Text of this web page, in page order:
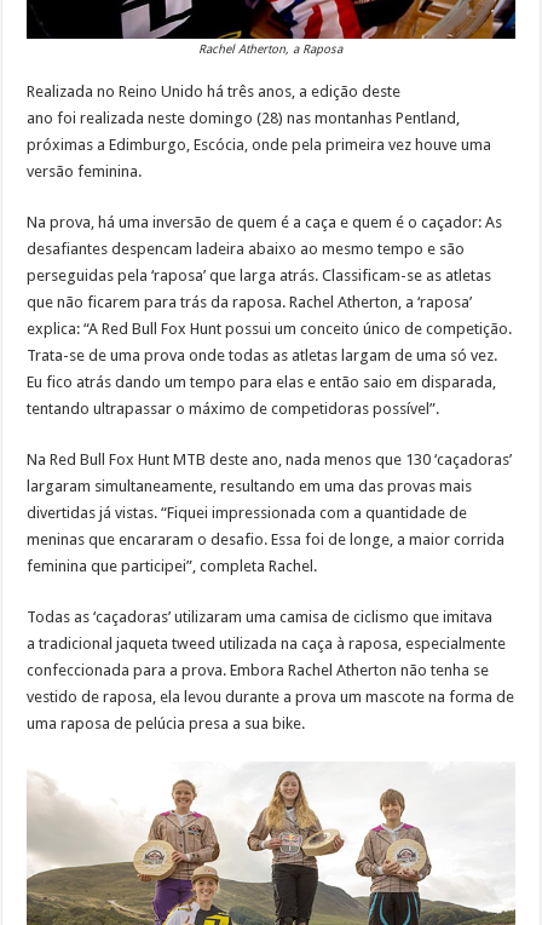
Rachel Atherton, a Raposa
Realizada no Reino Unido há três anos, a edição deste
ano foi realizada neste domingo (28) nas montanhas Pentland,
próximas a Edimburgo, Escócia, onde pela primeira vez houve uma
versão feminina.
Na prova, há uma inversão de quem é a caça e quem é o caçador: As
desafiantes despencam ladeira abaixo ao mesmo tempo e são
perseguidas pela ‘raposa’ que larga atrás. Classificam-se as atletas
que não ficarem para trás da raposa. Rachel Atherton, a ‘raposa’
explica: “A Red Bull Fox Hunt possui um conceito único de competição.
Trata-se de uma prova onde todas as atletas largam de uma só vez.
Eu fico atrás dando um tempo para elas e então saio em disparada,
tentando ultrapassar o máximo de competidoras possível”.
Na Red Bull Fox Hunt MTB deste ano, nada menos que 130 ‘caçadoras’
largaram simultaneamente, resultando em uma das provas mais
divertidas já vistas. “Fiquei impressionada com a quantidade de
meninas que encararam o desafio. Essa foi de longe, a maior corrida
feminina que participei”, completa Rachel.
Todas as ‘caçadoras’ utilizaram uma camisa de ciclismo que imitava
a tradicional jaqueta tweed utilizada na caça à raposa, especialmente
confeccionada para a prova. Embora Rachel Atherton não tenha se
vestido de raposa, ela levou durante a prova um mascote na forma de
uma raposa de pelúcia presa a sua bike.